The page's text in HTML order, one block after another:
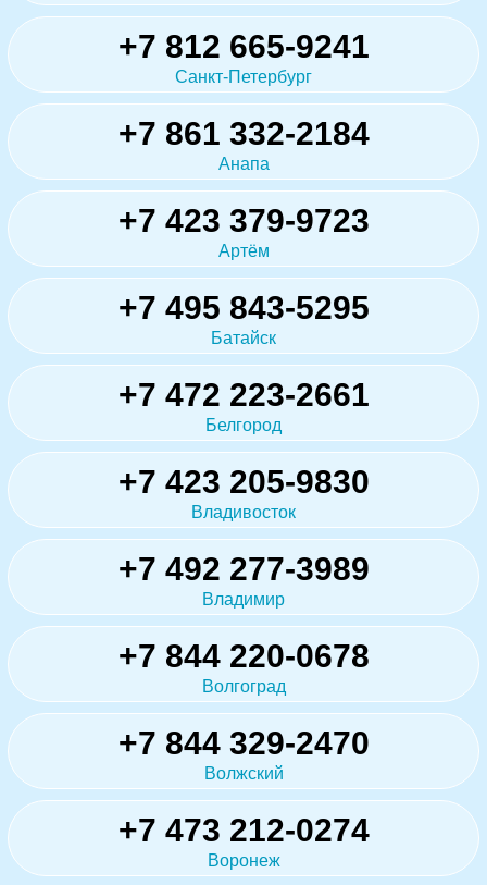
+7 812 665-9241
Санкт-Петербург
+7 861 332-2184
Анапа
+7 423 379-9723
Артём
+7 495 843-5295
Батайск
+7 472 223-2661
Белгород
+7 423 205-9830
Владивосток
+7 492 277-3989
Владимир
+7 844 220-0678
Волгоград
+7 844 329-2470
Волжский
+7 473 212-0274
Воронеж